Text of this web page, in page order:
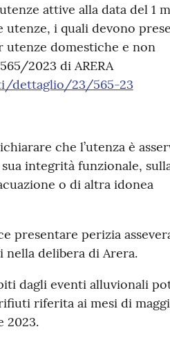
attive alla data del 1
i quali devono
utenze domestiche e non
2023 di ARERA
dettaglio/23/565-23
che l’utenza è
integrità funzionale,
o di altra idonea
presentare perizia
delibera di Arera.
dagli eventi alluvionali
riferita ai mesi di
2023.